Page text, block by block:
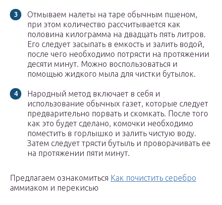
Отмываем налеты на таре обычным пшеном,
при этом количество рассчитывается как
половина килограмма на двадцать пять литров.
Его следует засыпать в емкость и залить водой,
после чего необходимо потрясти на протяжении
десяти минут. Можно воспользоваться и
помощью жидкого мыла для чистки бутылок.
Народный метод включает в себя и
использование обычных газет, которые следует
предварительно порвать и скомкать. После того
как это будет сделано, комочки необходимо
поместить в горлышко и залить чистую воду.
Затем следует трясти бутыль и проворачивать ее
на протяжении пяти минут.
Предлагаем ознакомиться Как почистить серебро
аммиаком и перекисью